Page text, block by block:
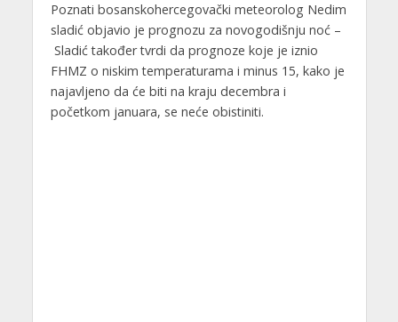
Poznati bosanskohercegovački meteorolog Nedim
sladić objavio je prognozu za novogodišnju noć –
Sladić također tvrdi da prognoze koje je iznio
FHMZ o niskim temperaturama i minus 15, kako je
najavljeno da će biti na kraju decembra i
početkom januara, se neće obistiniti.